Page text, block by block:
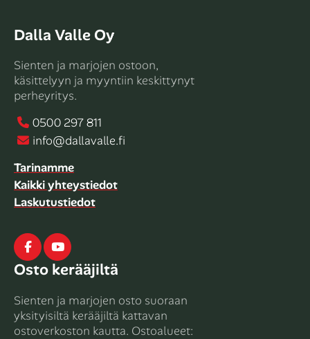
Dalla Valle Oy
Sienten ja marjojen ostoon,
käsittelyyn ja myyntiin keskittynyt
perheyritys.
0500 297 811
info@dallavalle.fi
Tarinamme
Kaikki yhteystiedot
Laskutustiedot
FacebookYoutube
Osto kerääjiltä
Sienten ja marjojen osto suoraan
yksityisiltä kerääjiltä kattavan
ostoverkoston kautta. Ostoalueet: